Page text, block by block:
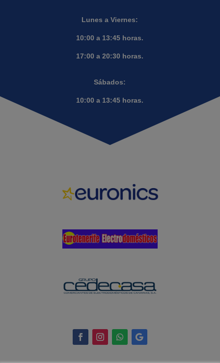
Lunes a Viernes:
10:00 a 13:45 horas.
17:00 a 20:30 horas.
Sábados:
10:00 a 13:45 horas.